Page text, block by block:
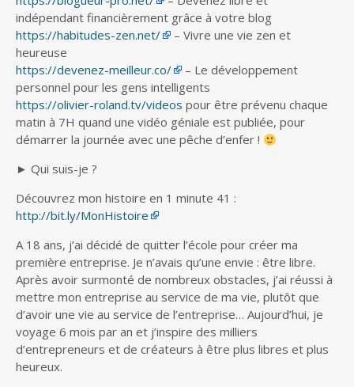
indépendant financièrement grâce à votre blog
https://habitudes-zen.net/
– Vivre une vie zen et
heureuse
https://devenez-meilleur.co/
– Le développement
personnel pour les gens intelligents
https://olivier-roland.tv/videos pour être prévenu chaque
matin à 7H quand une vidéo géniale est publiée, pour
démarrer la journée avec une pêche d’enfer !
► Qui suis-je ?
Découvrez mon histoire en 1 minute 41 :
http://bit.ly/MonHistoire
A 18 ans, j’ai décidé de quitter l’école pour créer ma
première entreprise. Je n’avais qu’une envie : être libre.
Après avoir surmonté de nombreux obstacles, j’ai réussi à
mettre mon entreprise au service de ma vie, plutôt que
d’avoir une vie au service de l’entreprise… Aujourd’hui, je
voyage 6 mois par an et j’inspire des milliers
d’entrepreneurs et de créateurs à être plus libres et plus
heureux.